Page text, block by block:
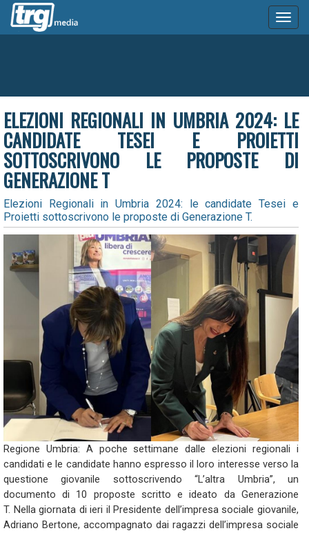
ELEZIONI REGIONALI IN UMBRIA 2024: LE
CANDIDATE TESEI E PROIETTI
SOTTOSCRIVONO LE PROPOSTE DI
GENERAZIONE T
Elezioni Regionali in Umbria 2024: le candidate Tesei e
Proietti sottoscrivono le proposte di Generazione T.
Regione Umbria: A poche settimane dalle elezioni regionali i
candidati e le candidate hanno espresso il loro interesse verso la
questione giovanile sottoscrivendo“L’altra Umbria”, un
documento di 10 proposte scritto e ideato da Generazione
T. Nella giornata di ieri il Presidente dell’impresa sociale giovanile,
Adriano Bertone, accompagnato dai ragazzi dell’impresa sociale